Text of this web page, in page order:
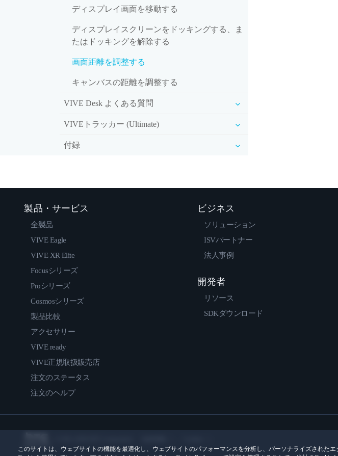
ディスプレイ画面を移動する
ディスプレイスクリーンをドッキングする、ま
たはドッキングを解除する
画面距離を調整する
キャンバスの距離を調整する
VIVE Desk よくある質問
VIVEトラッカー (Ultimate)
付録
このサイトは、ウェブサイトの機能を最適化し、ウェブサイトのパフォーマンスを分析し、パーソナライズされた
製品・サービス
全製品
VIVE Eagle
VIVE XR Elite
Focusシリーズ
Proシリーズ
Cosmosシリーズ
製品比較
アクセサリー
VIVE ready
VIVE正規取扱販売店
注文のステータス
注文のヘルプ
ビジネス
ソリューション
ISVパートナー
法人事例
開発者
リソース
SDKダウンロード